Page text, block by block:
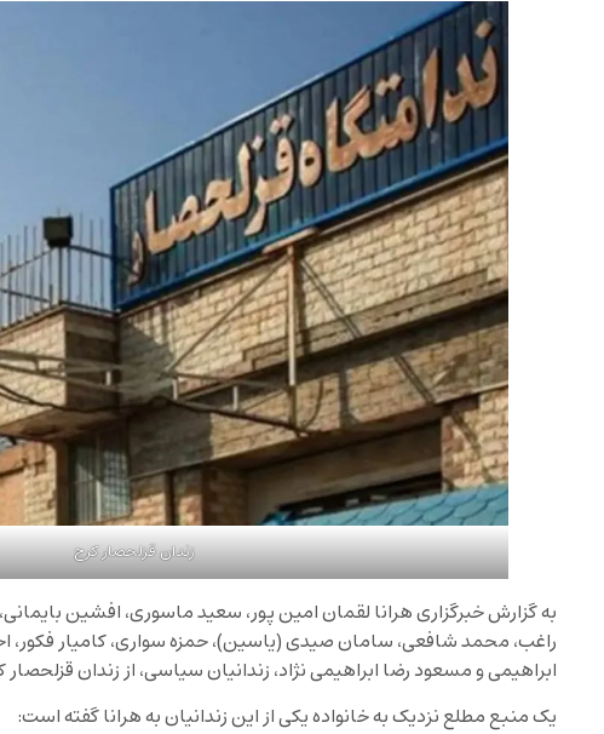
زندان قزلحصار کرج
به گزارش خبرگزاری هرانا لقمان امین‌ پور، سعید ماسوری، افشین
راغب، محمد شافعی، سامان صیدی (یاسین)، حمزه سواری، کامیار فکور،
ابراهیمی و مسعود رضا ابراهیمی نژاد، زندانیان سیاسی، از زندان
یک منبع مطلع نزدیک به خانواده یکی از این زندانیان به هرانا گفته است: